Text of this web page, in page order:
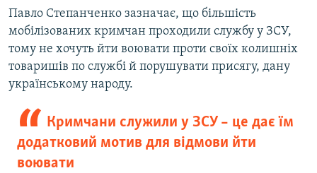
Павло Степанченко зазначає, що більшість
мобілізованих кримчан проходили службу у ЗСУ,
тому не хочуть йти воювати проти своїх колишніх
товаришів по службі й порушувати присягу, дану
українському народу.
Кримчани служили у ЗСУ – це дає їм
додатковий мотив для відмови йти
воювати